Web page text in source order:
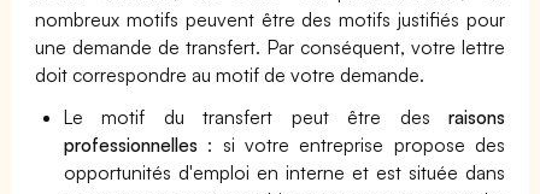
nombreux motifs peuvent être des motifs justifiés pour
une demande de transfert. Par conséquent, votre lettre
doit correspondre au motif de votre demande.
Le motif du transfert peut être des raisons
professionnelles : si votre entreprise propose des
opportunités d'emploi en interne et est située dans